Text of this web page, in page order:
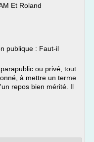
Et Roland
publique : Faut-il
ou privé, tout
à mettre un terme
repos bien mérité. Il